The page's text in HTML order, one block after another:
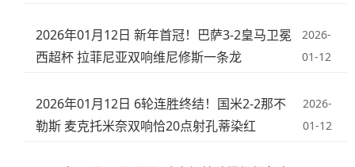
2026年01月12日 新年首冠！巴萨3-2皇马卫冕
西超杯 拉菲尼亚双响维尼修斯一条龙
2026-
01-12
2026年01月12日 6轮连胜终结！国米2-2那不
勒斯 麦克托米奈双响恰20点射孔蒂染红
2026-
01-12